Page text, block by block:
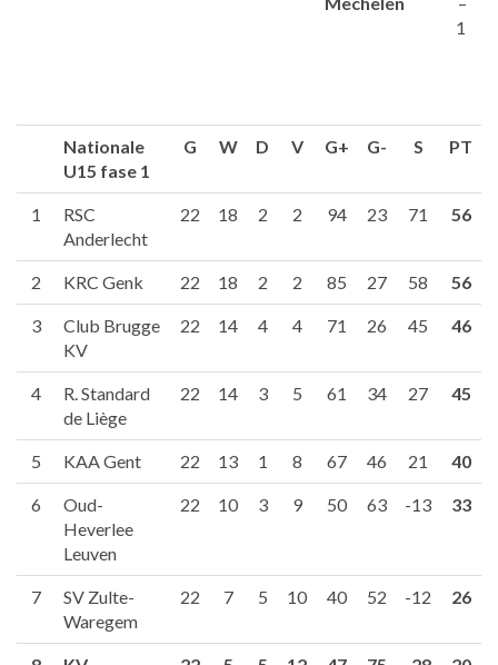
1
Nationale
U15 fase 1
G W D V G+ G- S PT
1
RSC
Anderlecht
22 18 2 2 94 23 71 56
2 KRC Genk 22 18 2 2 85 27 58 56
3
Club Brugge
KV
22 14 4 4 71 26 45 46
4
R. Standard
de Liège
22 14 3 5 61 34 27 45
5 KAA Gent 22 13 1 8 67 46 21 40
6
Oud-
Heverlee
Leuven
22 10 3 9 50 63 -13 33
7
SV Zulte-
Waregem
22 7 5 10 40 52 -12 26